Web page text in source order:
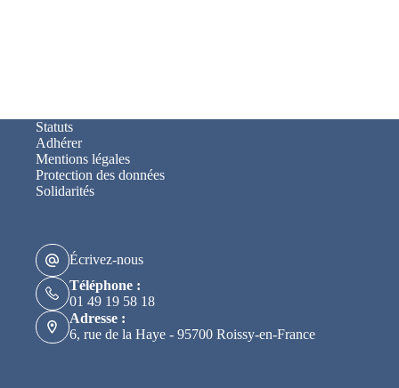
Statuts
Adhérer
Mentions légales
Protection des données
Solidarités
Écrivez-nous
Téléphone :
01 49 19 58 18
Adresse :
6, rue de la Haye - 95700 Roissy-en-France